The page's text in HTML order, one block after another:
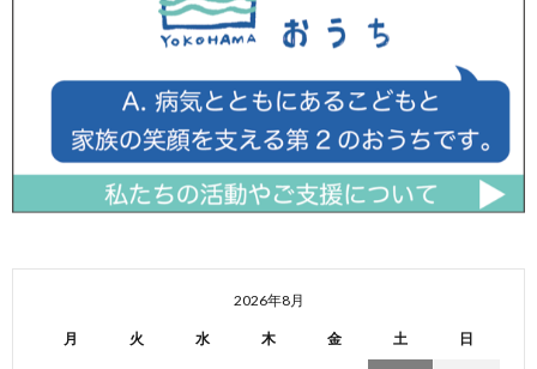
2026年8月
月 火 水 木 金 土 日